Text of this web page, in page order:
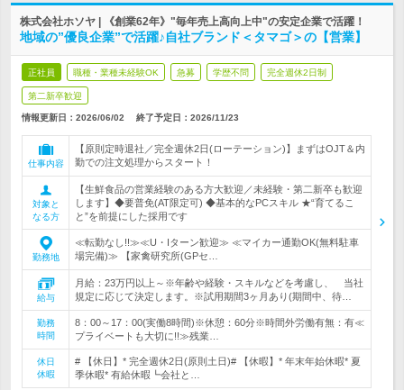
株式会社ホソヤ | 《創業62年》"毎年売上高向上中"の安定企業で活躍！
地域の”優良企業”で活躍♪自社ブランド＜タマゴ＞の【営業】
正社員 職種・業種未経験OK 急募 学歴不問 完全週休2日制
第二新卒歓迎
情報更新日：2026/06/02 終了予定日： 2026/11/23
仕事内容
【原則定時退社／完全週休2日(ローテーション)】まずはOJT＆内
勤での注文処理からスタート！
対象と
なる方
【生鮮食品の営業経験のある方大歓迎／未経験・第二新卒も歓迎
します】◆要普免(AT限定可) ◆基本的なPCスキル ★“育てるこ
と”を前提にした採用です
勤務地
≪転勤なし!!≫≪U・Iターン歓迎≫ ≪マイカー通勤OK(無料駐車
場完備)≫ 【家禽研究所(GPセ…
給与
月給：23万円以上～※年齢や経験・スキルなどを考慮し、 当社
規定に応じて決定します。※試用期間3ヶ月あり(期間中、待…
勤務
時間
8：00～17：00(実働8時間)※休憩：60分※時間外労働有無：有≪
プライベートも大切に!!≫残業…
休日
休暇
# 【休日】* 完全週休2日(原則土日)# 【休暇】* 年末年始休暇* 夏
季休暇* 有給休暇┗会社と…